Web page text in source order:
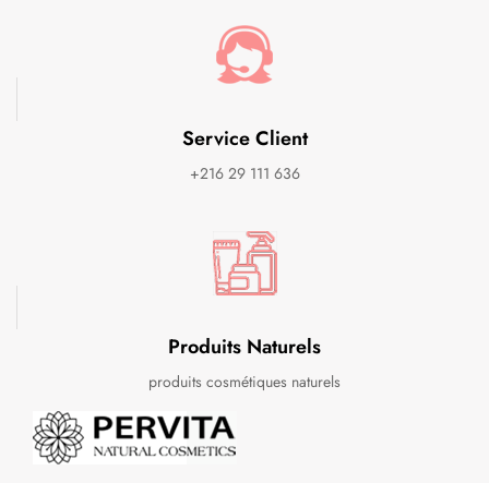
Service Client
+216 29 111 636
Produits Naturels
produits cosmétiques naturels